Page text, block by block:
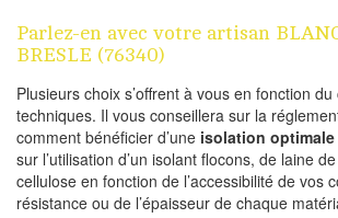
Parlez-en avec votre artisan
BRESLE (76340)
Plusieurs choix s’offrent à vous en fonction
techniques. Il vous conseillera sur la
comment bénéficier d’une isolation
sur l’utilisation d’un isolant flocons, de laine
cellulose en fonction de l’accessibilité de vos
résistance ou de l’épaisseur de chaque